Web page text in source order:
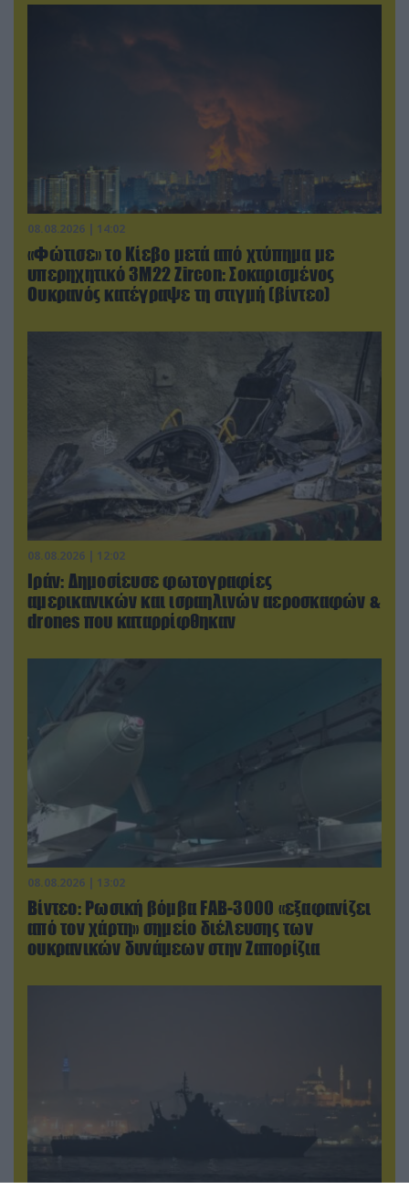
08.08.2026 | 14:02
«Φώτισε» το Κίεβο μετά από χτύπημα με
υπερηχητικό 3M22 Zircon: Σοκαρισμένος
Ουκρανός κατέγραψε τη στιγμή (βίντεο)
08.08.2026 | 12:02
Ιράν: Δημοσίευσε φωτογραφίες
αμερικανικών και ισραηλινών αεροσκαφών &
drones που καταρρίφθηκαν
08.08.2026 | 13:02
Βίντεο: Ρωσική βόμβα FAB-3000 «εξαφανίζει
από τον χάρτη» σημείο διέλευσης των
ουκρανικών δυνάμεων στην Ζαπορίζια